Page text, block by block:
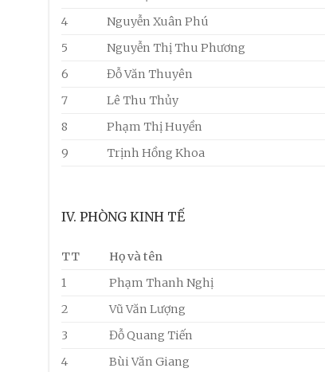
4
Nguyễn Xuân Phú
5
Nguyễn Thị Thu Phương
6
Đỗ Văn Thuyên
7
Lê Thu Thủy
8
Phạm Thị Huyền
9
Trịnh Hồng Khoa
IV. PHÒNG KINH TẾ
TT Họ và tên
1
Phạm Thanh Nghị
2
Vũ Văn Lượng
3
Đỗ Quang Tiến
4
Bùi Văn Giang